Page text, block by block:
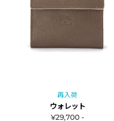
再入荷
ウォレット
¥29,700 -